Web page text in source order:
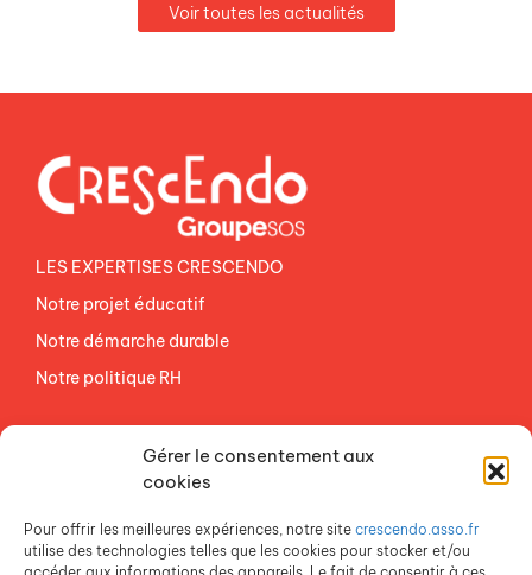
Gérer le consentement aux
cookies
Pour offrir les meilleures expériences, notre site crescendo.asso.fr
utilise des technologies telles que les cookies pour stocker et/ou
Voir toutes les actualités
LES EXPERTISES CRESCENDO
Notre projet éducatif
Notre démarche durable
Notre politique RH
ESPACE PRESSE